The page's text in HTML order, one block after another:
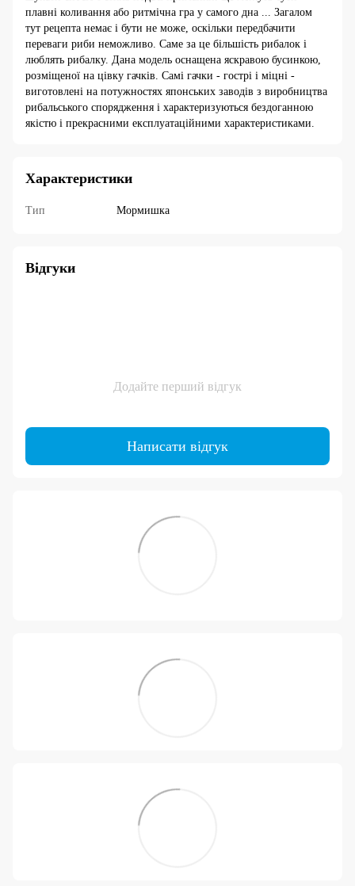
плавні коливання або ритмічна гра у самого дна ... Загалом
тут рецепта немає і бути не може, оскільки передбачити
переваги риби неможливо. Саме за це більшість рибалок і
люблять рибалку. Дана модель оснащена яскравою бусинкою,
розміщеної на цівку гачків. Самі гачки - гострі і міцні -
виготовлені на потужностях японських заводів з виробництва
рибальського спорядження і характеризуються бездоганною
якістю і прекрасними експлуатаційними характеристиками.
Характеристики
Тип Мормишка
Відгуки
Додайте перший відгук
Написати відгук